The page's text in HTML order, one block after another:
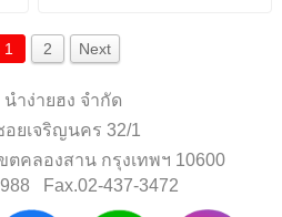
1 2 Next
ำง่ายฮง จำกัด
อยเจริญนคร 32/1
ตคลองสาน กรุงเทพฯ 10600
Fax.02-437-3472